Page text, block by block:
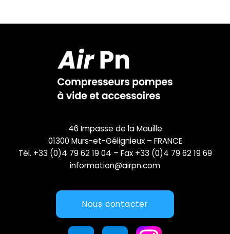
46 Impasse de la Mauille
01300 Murs-et-Gélignieux – FRANCE
Tél. +33 (0)4 79 62 19 04 – Fax +33 (0)4 79 62 19 69
information@airpn.com
Nous contacter